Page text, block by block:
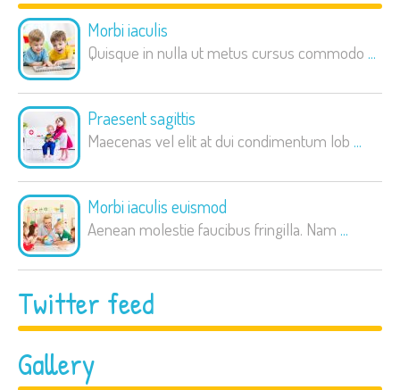
Morbi iaculis
Quisque in nulla ut metus cursus commodo ...
Praesent sagittis
Maecenas vel elit at dui condimentum lob ...
Morbi iaculis euismod
Aenean molestie faucibus fringilla. Nam ...
Twitter feed
Gallery